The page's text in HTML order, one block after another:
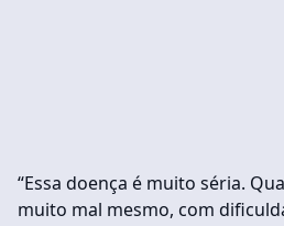
“Essa doença é muito séria.
muito mal mesmo, com